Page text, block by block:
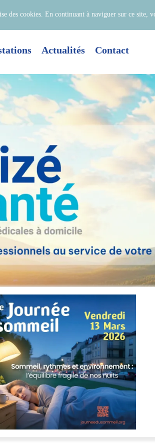
des cookies. En continuant à naviguer sur ce site,
Actualités Contact